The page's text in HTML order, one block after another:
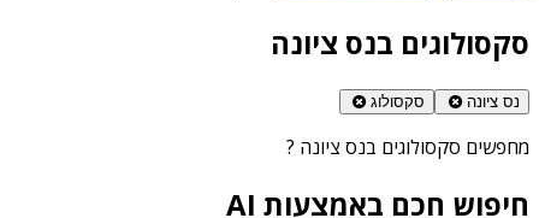
סקסולוגים בנס ציונה
נס ציונה סקסולוג
מחפשים סקסולוגים בנס ציונה ?
חיפוש חכם באמצעות AI